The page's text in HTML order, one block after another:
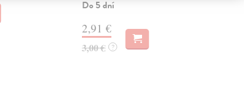
Do 5 dní
2,91 €
3,00 € ?